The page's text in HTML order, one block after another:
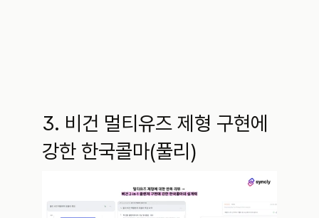
3. 비건 멀티유즈 제형 구현에
강한 한국콜마(풀리)